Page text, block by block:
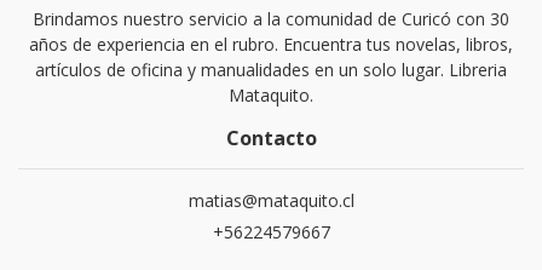
Brindamos nuestro servicio a la comunidad de Curicó con 30
años de experiencia en el rubro. Encuentra tus novelas, libros,
artículos de oficina y manualidades en un solo lugar. Libreria
Mataquito.
Contacto
matias@mataquito.cl
+56224579667